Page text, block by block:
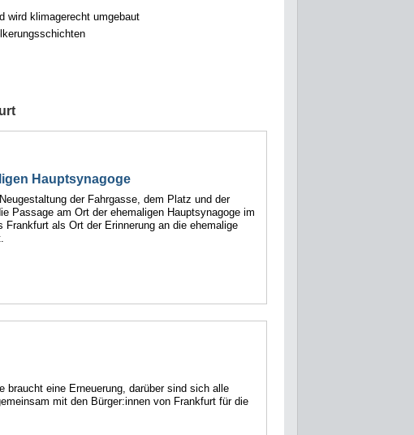
wird klimagerecht umgebaut
Hauptsynagoge
der Fahrgasse, dem Platz und der
Passage am Ort der ehemaligen Hauptsynagoge im
Frankfurt als Ort der Erinnerung an die ehemalige
braucht eine Erneuerung, darüber sind sich alle
mit den Bürger:innen von Frankfurt für die